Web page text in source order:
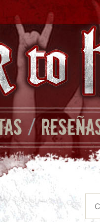
/